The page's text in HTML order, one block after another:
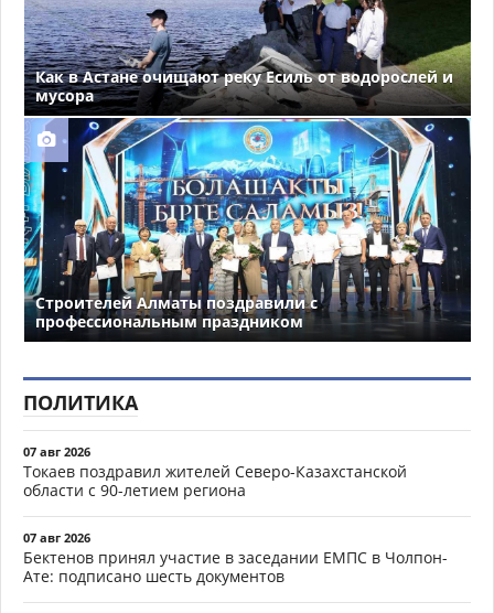
Как в Астане очищают реку Есиль от водорослей и
мусора
Строителей Алматы поздравили с
профессиональным праздником
ПОЛИТИКА
07 авг 2026
Токаев поздравил жителей Северо-Казахстанской
области с 90-летием региона
07 авг 2026
Бектенов принял участие в заседании ЕМПС в Чолпон-
Ате: подписано шесть документов